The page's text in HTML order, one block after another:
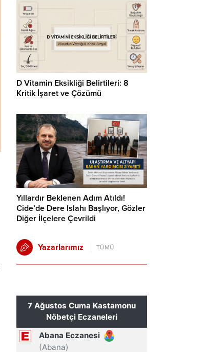
D Vitamin Eksikliği Belirtileri: 8
Kritik İşaret ve Çözümü
Yıllardır Beklenen Adım Atıldı!
Cide’de Dere Islahı Başlıyor, Gözler
Diğer İlçelere Çevrildi
Yazarlarımız TÜMÜ